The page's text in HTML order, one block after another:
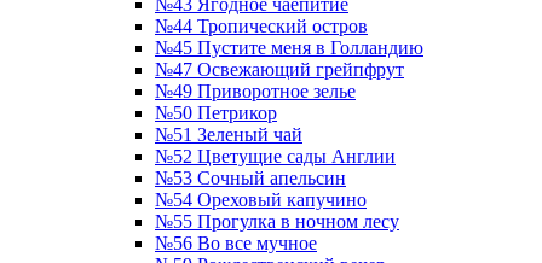
№43 Ягодное чаепитие
№44 Тропический остров
№45 Пустите меня в Голландию
№47 Освежающий грейпфрут
№49 Приворотное зелье
№50 Петрикор
№51 Зеленый чай
№52 Цветущие сады Англии
№53 Сочный апельсин
№54 Ореховый капучино
№55 Прогулка в ночном лесу
№56 Во все мучное